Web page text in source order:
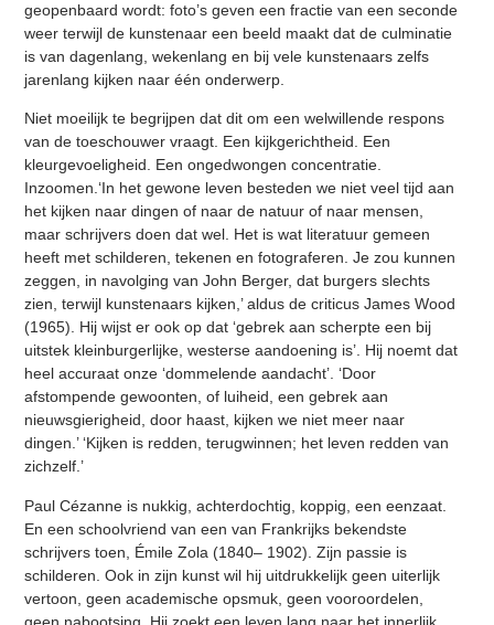
geopenbaard wordt: foto’s geven een fractie van een seconde
weer terwijl de kunstenaar een beeld maakt dat de culminatie
is van dagenlang, wekenlang en bij vele kunstenaars zelfs
jarenlang kijken naar één onderwerp.
Niet moeilijk te begrijpen dat dit om een welwillende respons
van de toeschouwer vraagt. Een kijkgerichtheid. Een
kleurgevoeligheid. Een ongedwongen concentratie.
Inzoomen.‘In het gewone leven besteden we niet veel tijd aan
het kijken naar dingen of naar de natuur of naar mensen,
maar schrijvers doen dat wel. Het is wat literatuur gemeen
heeft met schilderen, tekenen en fotograferen. Je zou kunnen
zeggen, in navolging van John Berger, dat burgers slechts
zien, terwijl kunstenaars kijken,’ aldus de criticus James Wood
(1965). Hij wijst er ook op dat ‘gebrek aan scherpte een bij
uitstek kleinburgerlijke, westerse aandoening is’. Hij noemt dat
heel accuraat onze ‘dommelende aandacht’. ‘Door
afstompende gewoonten, of luiheid, een gebrek aan
nieuwsgierigheid, door haast, kijken we niet meer naar
dingen.’ ‘Kijken is redden, terugwinnen; het leven redden van
zichzelf.’
Paul Cézanne is nukkig, achterdochtig, koppig, een eenzaat.
En een schoolvriend van een van Frankrijks bekendste
schrijvers toen, Émile Zola (1840– 1902). Zijn passie is
schilderen. Ook in zijn kunst wil hij uitdrukkelijk geen uiterlijk
vertoon, geen academische opsmuk, geen vooroordelen,
geen nabootsing. Hij zoekt een leven lang naar het innerlijk